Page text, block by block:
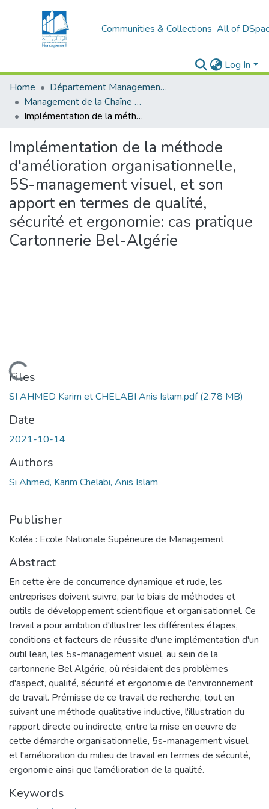
Communities & Collections All of
Log In
Home
Département Management Des Organisations
Management de la Chaîne Logistique (MCL)
Implémentation de la méthode d'amélioration organisationnelle, 5S-management visuel, et son apport en termes de qualité, sécurité et ergonomie: cas pratique Cartonnerie Bel-Algérie
Implémentation de la méthode
d'amélioration organisationnelle,
5S-management visuel, et son
apport en termes de qualité,
sécurité et ergonomie: cas pratique
Cartonnerie Bel-Algérie
Loading...
Files
SI AHMED Karim et CHELABI Anis Islam.pdf(2.78 MB)
Date
2021-10-14
Authors
Si Ahmed, Karim Chelabi, Anis Islam
Publisher
Koléa : Ecole Nationale Supérieure de Management
Abstract
En cette ère de concurrence dynamique et rude, les
entreprises doivent suivre, par le biais de méthodes et
outils de développement scientifique et organisationnel. Ce
travail a pour ambition d'illustrer les différentes étapes,
conditions et facteurs de réussite d'une implémentation d'un
outil lean, les 5s-management visuel, au sein de la
cartonnerie Bel Algérie, où résidaient des problèmes
d'aspect, qualité, sécurité et ergonomie de l'environnement
de travail. Prémisse de ce travail de recherche, tout en
suivant une méthode qualitative inductive, l'illustration du
rapport directe ou indirecte, entre la mise en oeuvre de
cette démarche organisationnelle, 5s-management visuel,
et l'amélioration du milieu de travail en termes de sécurité,
ergonomie ainsi que l'amélioration de la qualité.
Keywords